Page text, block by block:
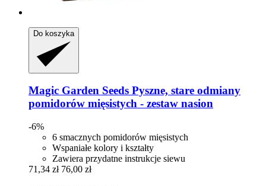
Do koszyka
Magic Garden Seeds Pyszne, stare odmiany
pomidorów mięsistych -​ zestaw nasion
-6%
6 smacznych pomidorów mięsistych
Wspaniałe kolory i kształty
Zawiera przydatne instrukcje siewu
71,34 zł 76,00 zł